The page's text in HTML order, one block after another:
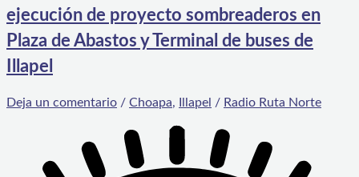
ejecución de proyecto sombreaderos en
Plaza de Abastos y Terminal de buses de
Illapel
Deja un comentario / Choapa, Illapel / Radio Ruta Norte